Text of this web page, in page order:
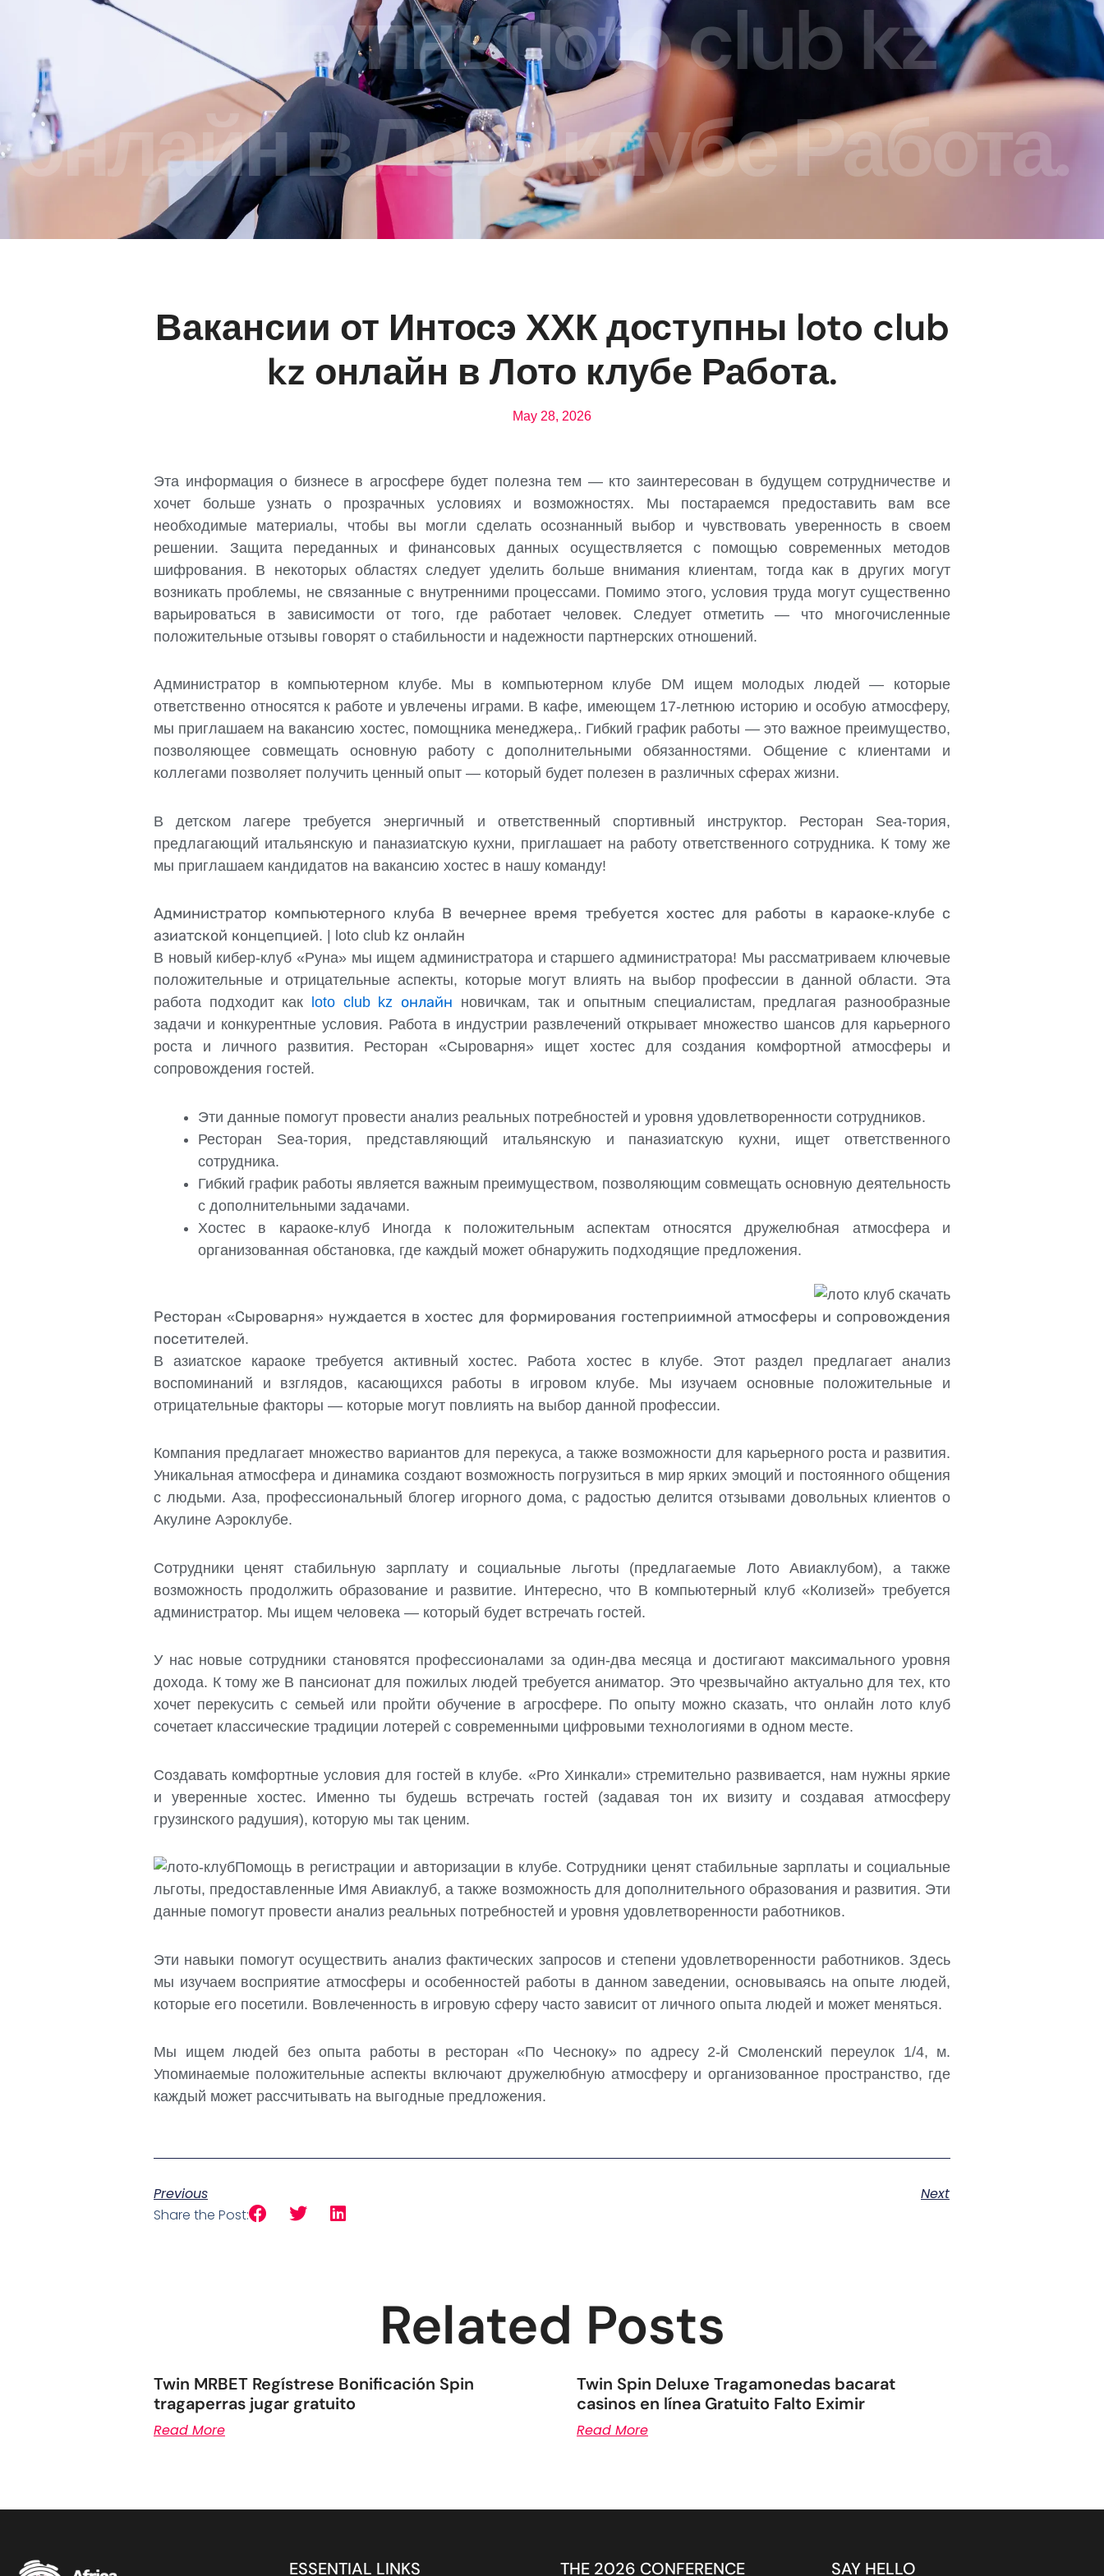
доступны loto club kz
онлайн в Лото клубе Работа.
Вакансии от Интосэ ХХК доступны loto club
kz онлайн в Лото клубе Работа.
May 28, 2026
Эта информация о бизнесе в агросфере будет полезна тем — кто заинтересован в будущем сотрудничестве и
хочет больше узнать о прозрачных условиях и возможностях. Мы постараемся предоставить вам все
необходимые материалы, чтобы вы могли сделать осознанный выбор и чувствовать уверенность в своем
решении. Защита переданных и финансовых данных осуществляется с помощью современных методов
шифрования. В некоторых областях следует уделить больше внимания клиентам, тогда как в других могут
возникать проблемы, не связанные с внутренними процессами. Помимо этого, условия труда могут существенно
варьироваться в зависимости от того, где работает человек. Следует отметить — что многочисленные
положительные отзывы говорят о стабильности и надежности партнерских отношений.
Администратор в компьютерном клубе. Мы в компьютерном клубе DM ищем молодых людей — которые
ответственно относятся к работе и увлечены играми. В кафе, имеющем 17-летнюю историю и особую атмосферу,
мы приглашаем на вакансию хостес, помощника менеджера,. Гибкий график работы — это важное преимущество,
позволяющее совмещать основную работу с дополнительными обязанностями. Общение с клиентами и
коллегами позволяет получить ценный опыт — который будет полезен в различных сферах жизни.
В детском лагере требуется энергичный и ответственный спортивный инструктор. Ресторан Sea-тория,
предлагающий итальянскую и паназиатскую кухни, приглашает на работу ответственного сотрудника. К тому же
мы приглашаем кандидатов на вакансию хостес в нашу команду!
Администратор компьютерного клуба В вечернее время требуется хостес для работы в караоке-клубе с
азиатской концепцией. | loto club kz онлайн
В новый кибер-клуб «Руна» мы ищем администратора и старшего администратора! Мы рассматриваем ключевые
положительные и отрицательные аспекты, которые могут влиять на выбор профессии в данной области. Эта
работа подходит как
loto club kz онлайн новичкам, так и опытным специалистам, предлагая разнообразные
задачи и конкурентные условия. Работа в индустрии развлечений открывает множество шансов для карьерного
роста и личного развития. Ресторан «Сыроварня» ищет хостес для создания комфортной атмосферы и
сопровождения гостей.
Эти данные помогут провести анализ реальных потребностей и уровня удовлетворенности сотрудников.
Ресторан Sea-тория, представляющий итальянскую и паназиатскую кухни, ищет ответственного
сотрудника.
Гибкий график работы является важным преимуществом, позволяющим совмещать основную деятельность
с дополнительными задачами.
Хостес в караоке-клуб Иногда к положительным аспектам относятся дружелюбная атмосфера и
организованная обстановка, где каждый может обнаружить подходящие предложения.
Ресторан «Сыроварня» нуждается в хостес для формирования гостеприимной атмосферы и сопровождения
посетителей.
В азиатское караоке требуется активный хостес. Работа хостес в клубе. Этот раздел предлагает анализ
воспоминаний и взглядов, касающихся работы в игровом клубе. Мы изучаем основные положительные и
отрицательные факторы — которые могут повлиять на выбор данной профессии.
Компания предлагает множество вариантов для перекуса, а также возможности для карьерного роста и развития.
Уникальная атмосфера и динамика создают возможность погрузиться в мир ярких эмоций и постоянного общения
с людьми. Аза, профессиональный блогер игорного дома, с радостью делится отзывами довольных клиентов о
Акулине Аэроклубе.
Сотрудники ценят стабильную зарплату и социальные льготы (предлагаемые Лото Авиаклубом), а также
возможность продолжить образование и развитие. Интересно, что В компьютерный клуб «Колизей» требуется
администратор. Мы ищем человека — который будет встречать гостей.
У нас новые сотрудники становятся профессионалами за один-два месяца и достигают максимального уровня
дохода. К тому же В пансионат для пожилых людей требуется аниматор. Это чрезвычайно актуально для тех, кто
хочет перекусить с семьей или пройти обучение в агросфере. По опыту можно сказать, что онлайн лото клуб
сочетает классические традиции лотерей с современными цифровыми технологиями в одном месте.
Создавать комфортные условия для гостей в клубе. «Pro Хинкали» стремительно развивается, нам нужны яркие
и уверенные хостес. Именно ты будешь встречать гостей (задавая тон их визиту и создавая атмосферу
грузинского радушия), которую мы так ценим.
Помощь в регистрации и авторизации в клубе. Сотрудники ценят стабильные зарплаты и социальные
льготы, предоставленные Имя Авиаклуб, а также возможность для дополнительного образования и развития. Эти
данные помогут провести анализ реальных потребностей и уровня удовлетворенности работников.
Эти навыки помогут осуществить анализ фактических запросов и степени удовлетворенности работников. Здесь
мы изучаем восприятие атмосферы и особенностей работы в данном заведении, основываясь на опыте людей,
которые его посетили. Вовлеченность в игровую сферу часто зависит от личного опыта людей и может меняться.
Мы ищем людей без опыта работы в ресторан «По Чесноку» по адресу 2-й Смоленский переулок 1/4, м.
Упоминаемые положительные аспекты включают дружелюбную атмосферу и организованное пространство, где
каждый может рассчитывать на выгодные предложения.
Previous
Next
Share the Post:
Related Posts
Twin MRBET Regístrese Bonificación Spin
tragaperras jugar gratuito
Read More
Twin Spin Deluxe Tragamonedas bacarat
casinos en línea Gratuito Falto Eximir
Read More
ESSENTIAL LINKS THE 2026 CONFERENCE SAY HELLO